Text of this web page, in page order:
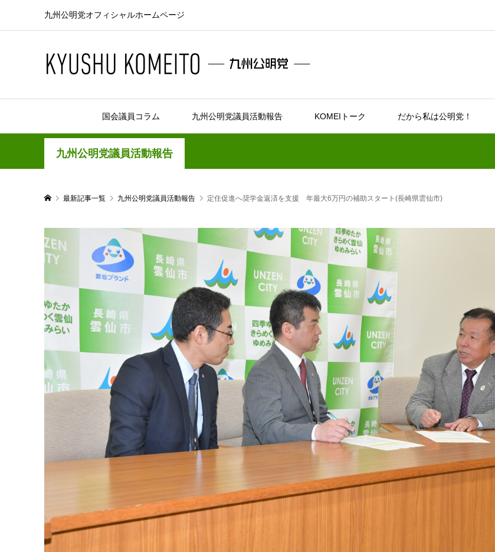
九州公明党オフィシャルホームページ
国会議員コラム 九州公明党議員活動報告 KOMEIトーク だから私は公明党！
九州公明党議員活動報告
最新記事一覧 九州公明党議員活動報告 定住促進へ奨学金返済を支援 年最大6万円の補助スタート(長崎県雲仙市)